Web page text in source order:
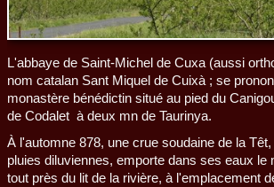
L'abbaye de Saint-Michel de Cuxa (aussi
nom catalan Sant Miquel de Cuixà ; se
monastère bénédictin situé au pied du
de Codalet à deux mn de Taurinya.
À l'automne 878, une crue soudaine de la
pluies diluviennes, emporte dans ses eaux le
tout près du lit de la rivière, à l'emplacement